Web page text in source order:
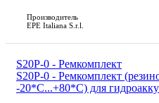
Производитель
EPE Italiana S.r.l.
S20P-0 - Ремкомплект
S20P-0 - Ремкомплект
-20*С...+80*С) для